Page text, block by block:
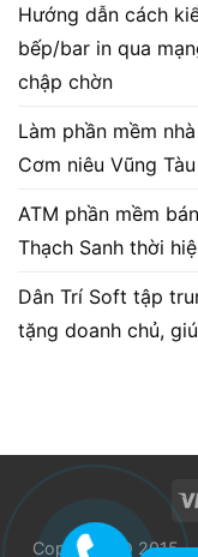
Hướng dẫn cách
bếp/bar in qua
chập chờn
Làm phần mềm
Cơm niêu Vũng Tàu
ATM phần mềm
Thạch Sanh thời
Dân Trí Soft tập
tặng doanh chủ,
Copyright © 2015